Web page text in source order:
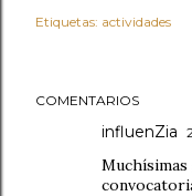
Etiquetas: actividades
COMENTARIOS
influenZia